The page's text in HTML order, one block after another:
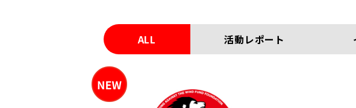
ALL 活動レポート